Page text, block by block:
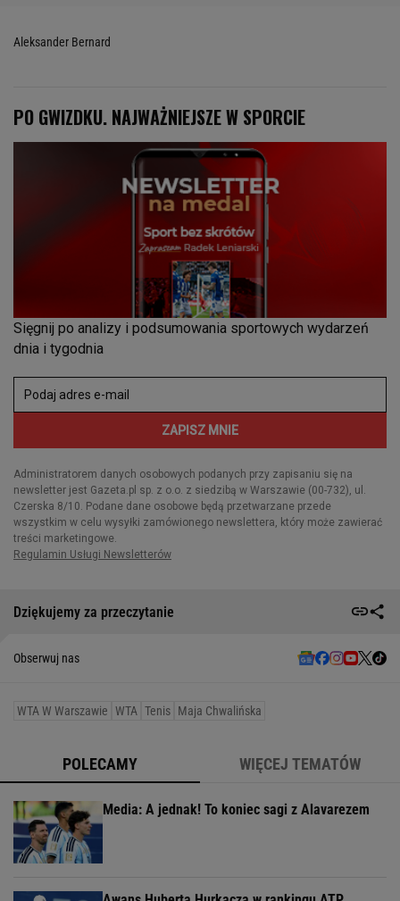
Aleksander Bernard
Dziękujemy za przeczytanie
Obserwuj nas
WTA W Warszawie WTA Tenis Maja Chwalińska
POLECAMY WIĘCEJ TEMATÓW
Media: A jednak! To koniec sagi z Alavarezem